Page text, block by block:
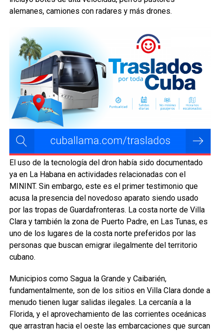
alemanes, camiones con radares y más drones.
El uso de la tecnología del dron había sido documentado
ya en La Habana en actividades relacionadas con el
MININT. Sin embargo, este es el primer testimonio que
acusa la presencia del novedoso aparato siendo usado
por las tropas de Guardafronteras. La costa norte de Villa
Clara y también la zona de Puerto Padre, en Las Tunas, es
uno de los lugares de la costa norte preferidos por las
personas que buscan emigrar ilegalmente del territorio
cubano.
Municipios como Sagua la Grande y Caibarién,
fundamentalmente, son de los sitios en Villa Clara donde a
menudo tienen lugar salidas ilegales. La cercanía a la
Florida, y el aprovechamiento de las corrientes oceánicas
que arrastran hacia el oeste las embarcaciones que surcan